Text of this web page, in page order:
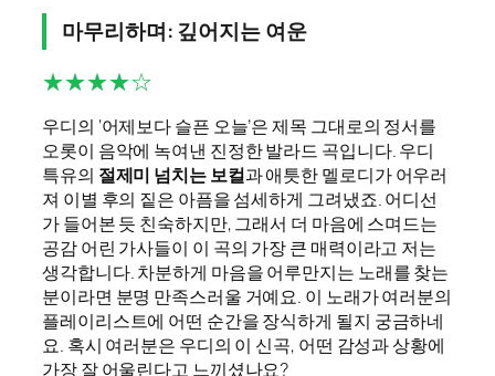
마무리하며: 깊어지는 여운
★★★★☆
우디의 ‘어제보다 슬픈 오늘’은 제목 그대로의 정서를
오롯이 음악에 녹여낸 진정한 발라드 곡입니다. 우디
특유의 절제미 넘치는 보컬과 애틋한 멜로디가 어우러
져 이별 후의 짙은 아픔을 섬세하게 그려냈죠. 어디선
가 들어본 듯 친숙하지만, 그래서 더 마음에 스며드는
공감 어린 가사들이 이 곡의 가장 큰 매력이라고 저는
생각합니다. 차분하게 마음을 어루만지는 노래를 찾는
분이라면 분명 만족스러울 거예요. 이 노래가 여러분의
플레이리스트에 어떤 순간을 장식하게 될지 궁금하네
요. 혹시 여러분은 우디의 이 신곡, 어떤 감성과 상황에
가장 잘 어울린다고 느끼셨나요?